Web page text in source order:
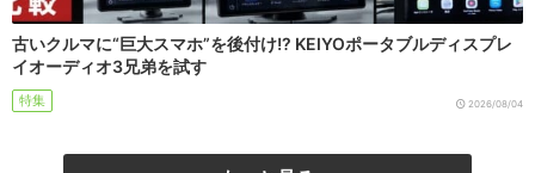
古いクルマに“巨大スマホ”を後付け!? KEIYOポータブルディスプレ
イオーディオ3兄弟を試す
特集 2026/08/04